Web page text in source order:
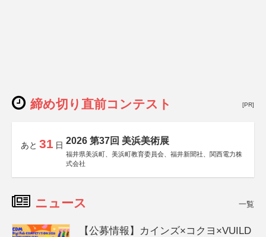
締め切り直前コンテスト [PR]
あと 31 日 2026 第37回 美浜美術展
福井県美浜町、美浜町教育委員会、福井新聞社、関西電力株
式会社
ニュース 一覧
【公募情報】カインズ×コクヨ×VUILD